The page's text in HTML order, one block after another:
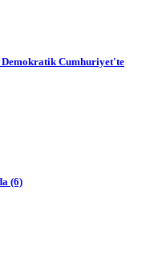
Demokratik Cumhuriyet'te
(6)